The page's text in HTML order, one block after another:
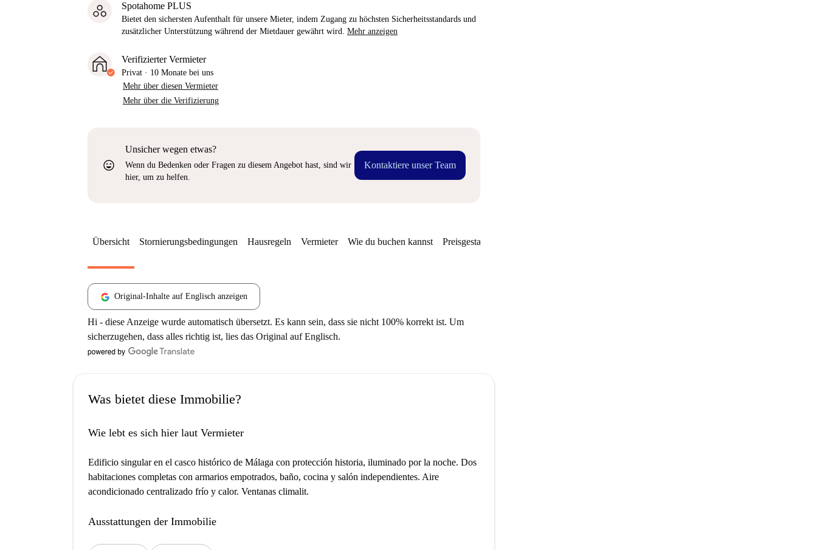
Spotahome PLUS
Bietet den sichersten Aufenthalt für unsere Mieter, indem Zugang zu höchsten Sicherheitsstandards und
zusätzlicher Unterstützung während der Mietdauer gewährt wird. Mehr anzeigen
Verifizierter Vermieter
Privat · 10 Monate bei uns
Mehr über diesen Vermieter
Mehr über die Verifizierung
sentiment_very_satisfied
Unsicher wegen etwas?
Wenn du Bedenken oder Fragen zu diesem Angebot hast, sind wir
hier, um zu helfen.
Kontaktiere unser Team
Übersicht Stornierungsbedingungen Hausregeln Vermieter Wie du buchen kannst Preisgestaltung
Original-Inhalte auf Englisch anzeigen
Hi - diese Anzeige wurde automatisch übersetzt. Es kann sein, dass sie nicht 100% korrekt ist. Um
sicherzugehen, dass alles richtig ist, lies das Original auf Englisch.
Was bietet diese Immobilie?
Wie lebt es sich hier laut Vermieter
Edificio singular en el casco histórico de Málaga con protección historia, iluminado por la noche. Dos
habitaciones completas con armarios empotrados, baño, cocina y salón independientes. Aire
acondicionado centralizado frío y calor. Ventanas climalit.
Ausstattungen der Immobilie